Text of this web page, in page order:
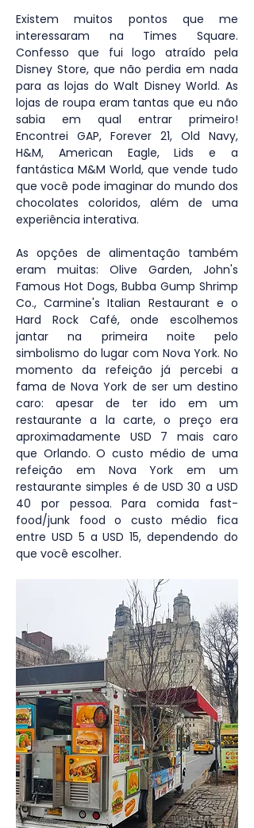
Existem muitos pontos que me
interessaram na Times Square.
Confesso que fui logo atraído pela
Disney Store, que não perdia em nada
para as lojas do Walt Disney World. As
lojas de roupa eram tantas que eu não
sabia em qual entrar primeiro!
Encontrei GAP, Forever 21, Old Navy,
H&M, American Eagle, Lids e a
fantástica M&M World, que vende tudo
que você pode imaginar do mundo dos
chocolates coloridos, além de uma
experiência interativa.
As opções de alimentação também
eram muitas: Olive Garden, John's
Famous Hot Dogs, Bubba Gump Shrimp
Co., Carmine's Italian Restaurant e o
Hard Rock Café, onde escolhemos
jantar na primeira noite pelo
simbolismo do lugar com Nova York. No
momento da refeição já percebi a
fama de Nova York de ser um destino
caro: apesar de ter ido em um
restaurante a la carte, o preço era
aproximadamente USD 7 mais caro
que Orlando. O custo médio de uma
refeição em Nova York em um
restaurante simples é de USD 30 a USD
40 por pessoa. Para comida fast-
food/junk food o custo médio fica
entre USD 5 a USD 15, dependendo do
que você escolher.